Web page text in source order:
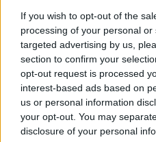
If you wish to opt-out of the
processing of your personal
targeted advertising by us,
section to confirm your
opt-out request is processed
interest-based ads based on
us or personal information
your opt-out. You may
disclosure of your personal
Διάβασε επίσης
για την άμυνα.